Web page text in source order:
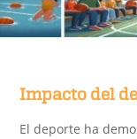
Impacto del
El deporte ha